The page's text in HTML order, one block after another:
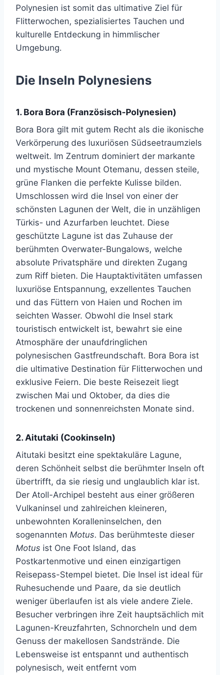
Polynesien ist somit das ultimative Ziel für
Flitterwochen, spezialisiertes Tauchen und
kulturelle Entdeckung in himmlischer
Umgebung.
Die Inseln Polynesiens
1. Bora Bora (Französisch-Polynesien)
Bora Bora gilt mit gutem Recht als die ikonische
Verkörperung des luxuriösen Südseetraumziels
weltweit. Im Zentrum dominiert der markante
und mystische Mount Otemanu, dessen steile,
grüne Flanken die perfekte Kulisse bilden.
Umschlossen wird die Insel von einer der
schönsten Lagunen der Welt, die in unzähligen
Türkis- und Azurfarben leuchtet. Diese
geschützte Lagune ist das Zuhause der
berühmten Overwater-Bungalows, welche
absolute Privatsphäre und direkten Zugang
zum Riff bieten. Die Hauptaktivitäten umfassen
luxuriöse Entspannung, exzellentes Tauchen
und das Füttern von Haien und Rochen im
seichten Wasser. Obwohl die Insel stark
touristisch entwickelt ist, bewahrt sie eine
Atmosphäre der unaufdringlichen
polynesischen Gastfreundschaft. Bora Bora ist
die ultimative Destination für Flitterwochen und
exklusive Feiern. Die beste Reisezeit liegt
zwischen Mai und Oktober, da dies die
trockenen und sonnenreichsten Monate sind.
2. Aitutaki (Cookinseln)
Aitutaki besitzt eine spektakuläre Lagune,
deren Schönheit selbst die berühmter Inseln oft
übertrifft, da sie riesig und unglaublich klar ist.
Der Atoll-Archipel besteht aus einer größeren
Vulkaninsel und zahlreichen kleineren,
unbewohnten Koralleninselchen, den
sogenannten Motus. Das berühmteste dieser
Motus ist One Foot Island, das
Postkartenmotive und einen einzigartigen
Reisepass-Stempel bietet. Die Insel ist ideal für
Ruhesuchende und Paare, da sie deutlich
weniger überlaufen ist als viele andere Ziele.
Besucher verbringen ihre Zeit hauptsächlich mit
Lagunen-Kreuzfahrten, Schnorcheln und dem
Genuss der makellosen Sandstrände. Die
Lebensweise ist entspannt und authentisch
polynesisch, weit entfernt vom